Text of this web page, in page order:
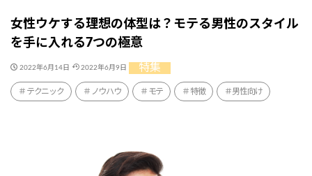
女性ウケする理想の体型は？モテる男性のスタイル
を手に入れる7つの極意
2022年6月14日 2022年6月9日 特集
テクニック ノウハウ モテ 特徴 男性向け